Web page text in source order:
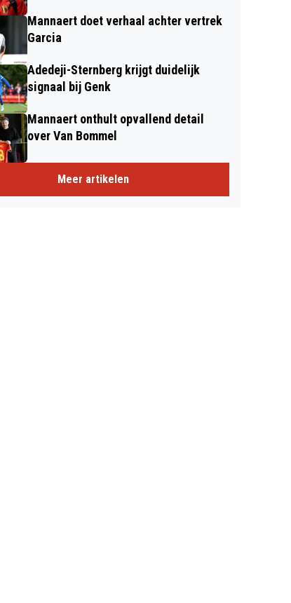
Mannaert doet verhaal achter vertrek
Garcia
Adedeji-Sternberg krijgt duidelijk
signaal bij Genk
Mannaert onthult opvallend detail
over Van Bommel
Meer artikelen